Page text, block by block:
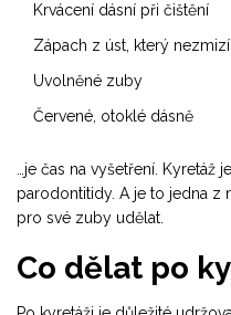
Krvácení dásní při čištění
Zápach z úst, který nezmizí
Uvolněné zuby
Červené, otoklé dásně
…je čas na vyšetření. Kyretáž
parodontitidy. A je to jedna z
pro své zuby udělat.
Co dělat po